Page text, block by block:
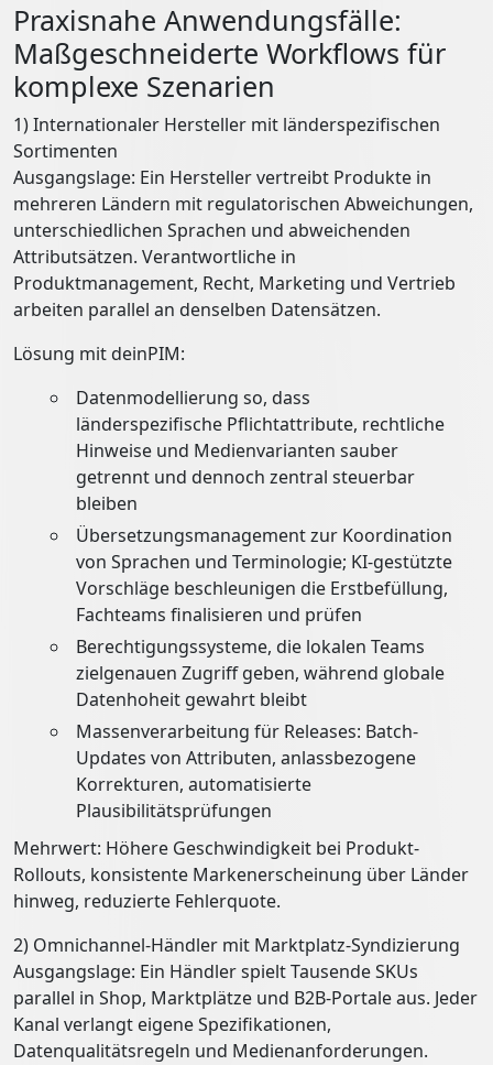
Praxisnahe Anwendungsfälle:
Maßgeschneiderte Workflows für
komplexe Szenarien
1) Internationaler Hersteller mit länderspezifischen
Sortimenten
Ausgangslage: Ein Hersteller vertreibt Produkte in
mehreren Ländern mit regulatorischen Abweichungen,
unterschiedlichen Sprachen und abweichenden
Attributsätzen. Verantwortliche in
Produktmanagement, Recht, Marketing und Vertrieb
arbeiten parallel an denselben Datensätzen.
Lösung mit deinPIM:
Datenmodellierung so, dass
länderspezifische Pflichtattribute, rechtliche
Hinweise und Medienvarianten sauber
getrennt und dennoch zentral steuerbar
bleiben
Übersetzungsmanagement zur Koordination
von Sprachen und Terminologie; KI-gestützte
Vorschläge beschleunigen die Erstbefüllung,
Fachteams finalisieren und prüfen
Berechtigungssysteme, die lokalen Teams
zielgenauen Zugriff geben, während globale
Datenhoheit gewahrt bleibt
Massenverarbeitung für Releases: Batch-
Updates von Attributen, anlassbezogene
Korrekturen, automatisierte
Plausibilitätsprüfungen
Mehrwert: Höhere Geschwindigkeit bei Produkt-
Rollouts, konsistente Markenerscheinung über Länder
hinweg, reduzierte Fehlerquote.
2) Omnichannel-Händler mit Marktplatz-Syndizierung
Ausgangslage: Ein Händler spielt Tausende SKUs
parallel in Shop, Marktplätze und B2B-Portale aus. Jeder
Kanal verlangt eigene Spezifikationen,
Datenqualitätsregeln und Medienanforderungen.